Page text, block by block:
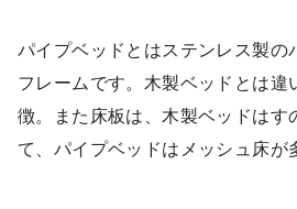
パイプベッドとはステンレス製の
フレームです。木製ベッドとは違
徴。また床板は、木製ベッドはす
て、パイプベッドはメッシュ床が